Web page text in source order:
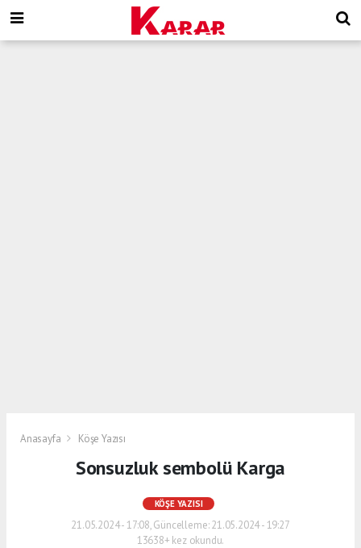
Anasayfa Köşe Yazısı
Sonsuzluk sembolü Karga
KÖŞE YAZISI
21.05.2024 - 17:08, Güncelleme: 21.05.2024 - 19:27
13638+ kez okundu.